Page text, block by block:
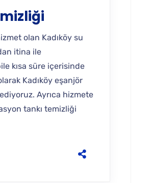
olan Kadıköy su
itina ile
kısa süre içerisinde
Kadıköy eşanjör
Ayrıca hizmete
tankı temizliği